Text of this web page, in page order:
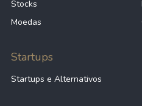
Stocks
Moedas
Startups
Startups e Alternativos